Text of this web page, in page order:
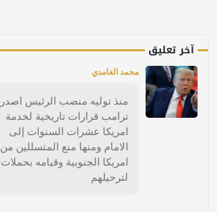
آخر تعليق
محمد الغامدي
منذ توليه منصب الرئيس اصدر
ترامب قرارات تاريخية لخدمة
امريكا عشرات السنوات إلى
الامام ومنها منع المتسللين من
امريكا الجنوبية وقيامه بحملات
لترحيلهم